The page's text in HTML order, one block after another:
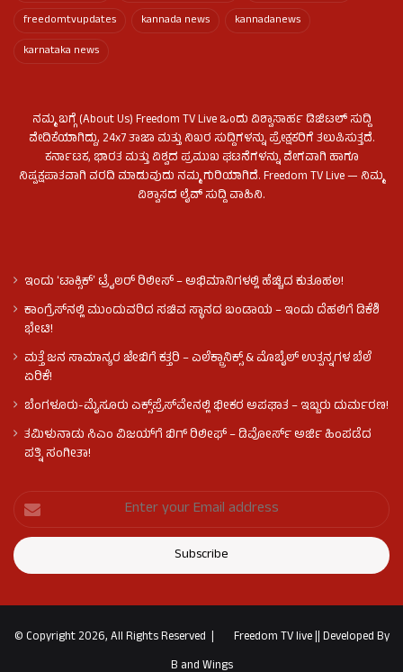
freedomtvupdates
kannada news
kannadanews
karnataka news
ನಮ್ಮ ಬಗ್ಗೆ (About Us) Freedom TV Live ಒಂದು ವಿಶ್ವಾಸಾರ್ಹ ಡಿಜಿಟಲ್ ಸುದ್ದಿ
ವೇದಿಕೆಯಾಗಿದ್ದು, 24x7 ತಾಜಾ ಮತ್ತು ನಿಖರ ಸುದ್ದಿಗಳನ್ನು ಪ್ರೇಕ್ಷಕರಿಗೆ ತಲುಪಿಸುತ್ತದೆ.
ಕರ್ನಾಟಕ, ಭಾರತ ಮತ್ತು ವಿಶ್ವದ ಪ್ರಮುಖ ಘಟನೆಗಳನ್ನು ವೇಗವಾಗಿ ಹಾಗೂ
ನಿಷ್ಪಕ್ಷಪಾತವಾಗಿ ವರದಿ ಮಾಡುವುದು ನಮ್ಮ ಗುರಿಯಾಗಿದೆ. Freedom TV Live — ನಿಮ್ಮ
ವಿಶ್ವಾಸದ ಲೈವ್ ಸುದ್ದಿ ವಾಹಿನಿ.
ಇಂದು ʻಟಾಕ್ಸಿಕ್ʼ ಟ್ರೈಲರ್ ರಿಲೀಸ್‌ – ಅಭಿಮಾನಿಗಳಲ್ಲಿ ಹೆಚ್ಚಿದ ಕುತೂಹಲ!
ಕಾಂಗ್ರೆಸ್​ನಲ್ಲಿ ಮುಂದುವರಿದ ಸಚಿವ ಸ್ಥಾನದ ಬಂಡಾಯ – ಇಂದು ದೆಹಲಿಗೆ ಡಿಕೆಶಿ
ಭೇಟಿ!
ಮತ್ತೆ ಜನ ಸಾಮಾನ್ಯರ ಜೇಬಿಗೆ ಕತ್ತರಿ – ಎಲೆಕ್ಟ್ರಾನಿಕ್ಸ್ & ಮೊಬೈಲ್ ಉತ್ಪನ್ನಗಳ ಬೆಲೆ
ಏರಿಕೆ!
ಬೆಂಗಳೂರು-ಮೈಸೂರು ಎಕ್ಸ್‌ಪ್ರೆಸ್‌ವೇನಲ್ಲಿ ಭೀಕರ ಅಪಘಾತ – ಇಬ್ಬರು ದುರ್ಮರಣ!
ತಮಿಳುನಾಡು ಸಿಎಂ ವಿಜಯ್‌ಗೆ ಬಿಗ್ ರಿಲೀಫ್ – ಡಿವೋರ್ಸ್ ಅರ್ಜಿ ಹಿಂಪಡೆದ
ಪತ್ನಿ ಸಂಗೀತಾ!
© Copyright 2026, All Rights Reserved | Freedom TV live||Developed By
B and Wings